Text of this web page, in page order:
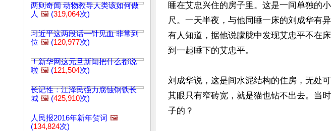
两则奇闻 动物教导人类该如何做
人 🖼️ (319,064次)
习近平这两段话一针见血 非常到
位 🖼️ (120,977次)
！新华网这元旦新闻把什么都说
啦 🖼️ (121,504次)
长记性：江泽民强力腐蚀钢铁长
城 🖼️ (425,910次)
人民报2016年新年贺词 🖼️
(134,824次)
睡在艾忠兴住的房子里。这是一间单独的
尺。一天半夜，与他同睡一床的刘成华有
有人知道，据他说朦胧中发现艾忠平不在
到一起睡下的艾忠平。
刘成华说，这是间水泥结构的住房，无处
其眼只有窄砖宽，就是猫也钻不出去。当
子的？